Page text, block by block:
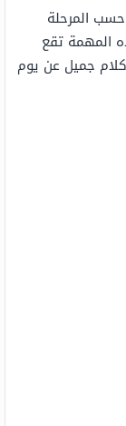
المرحلة
المهمة تقع
جميل عن يوم